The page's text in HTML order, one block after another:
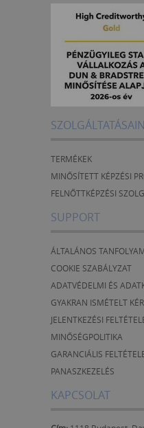
TERMÉKEK
MINŐSÍTETT KÉPZÉSI
FELNŐTTKÉPZÉSI
SUPPORT
ÁLTALÁNOS
COOKIE SZABÁLYZAT
ADATVÉDELMI ÉS
GYAKRAN ISMÉTELT
JELENTKEZÉSI
MINŐSÉGPOLITIKA
GARANCIÁLIS
PANASZKEZELÉS
KAPCSOLAT